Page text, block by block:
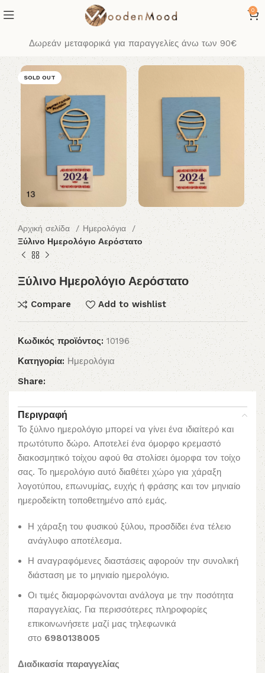
0
Δωρεάν μεταφορικά για παραγγελίες άνω των 90€
SOLD OUT
Αρχική σελίδα
Ημερολόγια
Ξύλινο Ημερολόγιο Αερόστατο
Ξύλινο Ημερολόγιο Αερόστατο
Compare Add to wishlist
Κωδικός προϊόντος: 10196
Κατηγορία: Ημερολόγια
Share:
Περιγραφή
Το ξύλινο ημερολόγιο μπορεί να γίνει ένα ιδιαίτερό και
πρωτότυπο δώρο. Αποτελεί ένα όμορφο κρεμαστό
διακοσμητικό τοίχου αφού θα στολίσει όμορφα τον τοίχο
σας. Το ημερολόγιο αυτό διαθέτει χώρο για χάραξη
λογοτύπου, επωνυμίας, ευχής ή φράσης και τον μηνιαίο
ημεροδείκτη τοποθετημένο από εμάς.
Η χάραξη του φυσικού ξύλου, προσδίδει ένα τέλειο
ανάγλυφο αποτέλεσμα.
Η αναγραφόμενες διαστάσεις αφορούν την συνολική
διάσταση με το μηνιαίο ημερολόγιο.
Οι τιμές διαμορφώνονται ανάλογα με την ποσότητα
παραγγελίας. Για περισσότερες πληροφορίες
επικοινωνήσετε μαζί μας τηλεφωνικά
στο 6980138005
Διαδικασία παραγγελίας